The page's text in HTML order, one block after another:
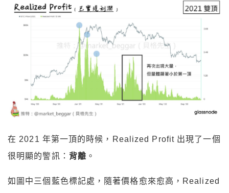
在 2021 年第一頂的時候，Realized Profit 出現了一個
很明顯的警訊： 背離 。
如圖中三個藍色標記處，隨著價格愈來愈高，Realized